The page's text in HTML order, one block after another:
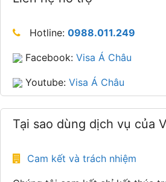
Hotline: 0988.011.249
Facebook: Visa Á Châu
Youtube: Visa Á Châu
Tại sao dùng dịch vụ của
Cam kết và trách nhiệm